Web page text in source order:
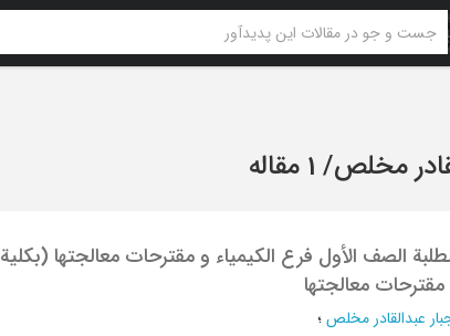
مخلص/ 1 مقاله
الصف الأول فرع الکیمیاء و مقترحات معالجتها (بکلیة
معالجتها
عبدالقادر مخلص؛